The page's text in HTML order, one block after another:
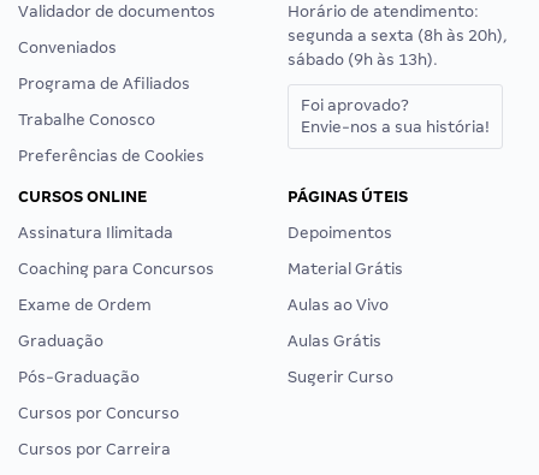
Validador de documentos
Conveniados
Programa de Afiliados
Trabalhe Conosco
Preferências de Cookies
Horário de atendimento:
segunda a sexta (8h às 20h),
sábado (9h às 13h).
Foi aprovado?
Envie-nos a sua história!
CURSOS ONLINE
Assinatura Ilimitada
Coaching para Concursos
Exame de Ordem
Graduação
Pós-Graduação
Cursos por Concurso
Cursos por Carreira
PÁGINAS ÚTEIS
Depoimentos
Material Grátis
Aulas ao Vivo
Aulas Grátis
Sugerir Curso